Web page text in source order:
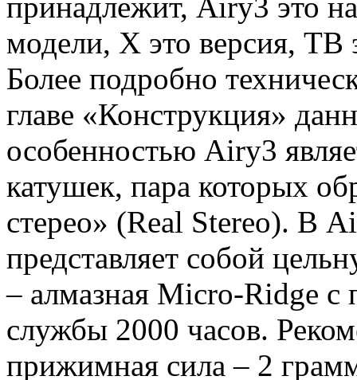
модели, X это версия, TB
Более подробно
главе «Конструкция»
особенностью Airy3
катушек, пара которых
стерео» (Real Stereo). В
представляет собой
– алмазная Micro-Ridge с
службы 2000 часов.
прижимная сила – 2